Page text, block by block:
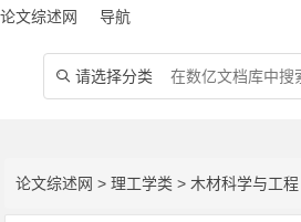
论文综述网 导航
 请选择分类
论文综述网 >理工学类 > 木材科学与工程